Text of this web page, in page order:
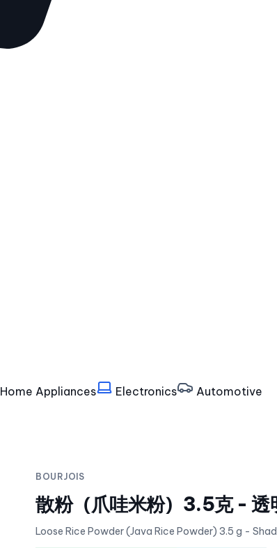
Home Appliances Electronics
Automotive
BOURJOIS
散粉（爪哇米粉）3.5克 - 透
Loose Rice Powder (Java Rice Powder) 3.5 g -